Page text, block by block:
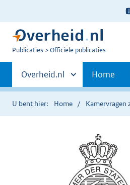
U
Publicaties Officiële publicaties
Primaire
navigatie
Andere
sites
binnen
Overheid.nl Home
U bent hier: Home Kamervragen